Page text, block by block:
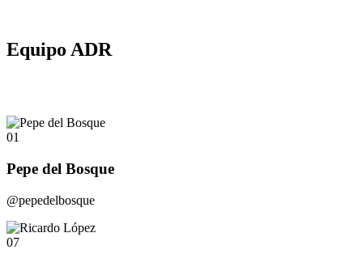
Equipo ADR
01
Pepe del Bosque
@pepedelbosque
07